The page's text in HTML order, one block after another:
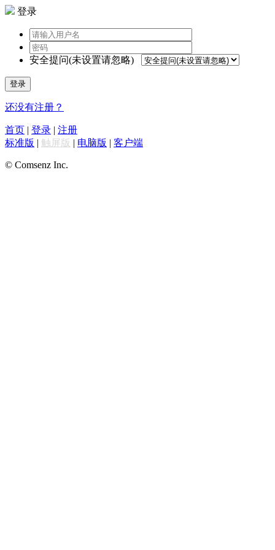
登录
安全提问(未设置请忽略)
登录
还没有注册？
首页 | 登录 | 注册
标准版 | 触屏版 | 电脑版 | 客户端
© Comsenz Inc.